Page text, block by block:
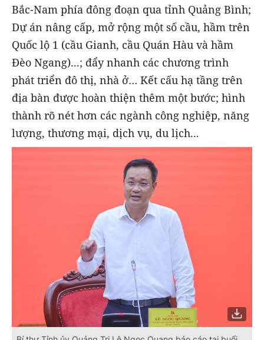
Bắc-Nam phía đông đoạn qua tỉnh Quảng Bình;
Dự án nâng cấp, mở rộng một số cầu, hầm trên
Quốc lộ 1 (cầu Gianh, cầu Quán Hàu và hầm
Đèo Ngang)...; đẩy nhanh các chương trình
phát triển đô thị, nhà ở… Kết cấu hạ tầng trên
địa bàn được hoàn thiện thêm một bước; hình
thành rõ nét hơn các ngành công nghiệp, năng
lượng, thương mại, dịch vụ, du lịch...